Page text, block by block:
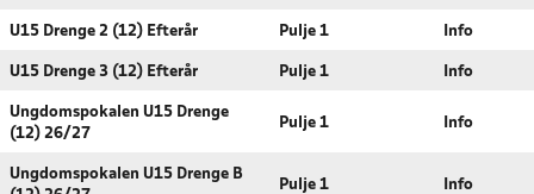
U15 Drenge 2 (12) Efterår Pulje 1 Info
U15 Drenge 3 (12) Efterår Pulje 1 Info
Ungdomspokalen U15 Drenge
(12) 26/27
Pulje 1 Info
Ungdomspokalen U15 Drenge B
Pulje 1 Info